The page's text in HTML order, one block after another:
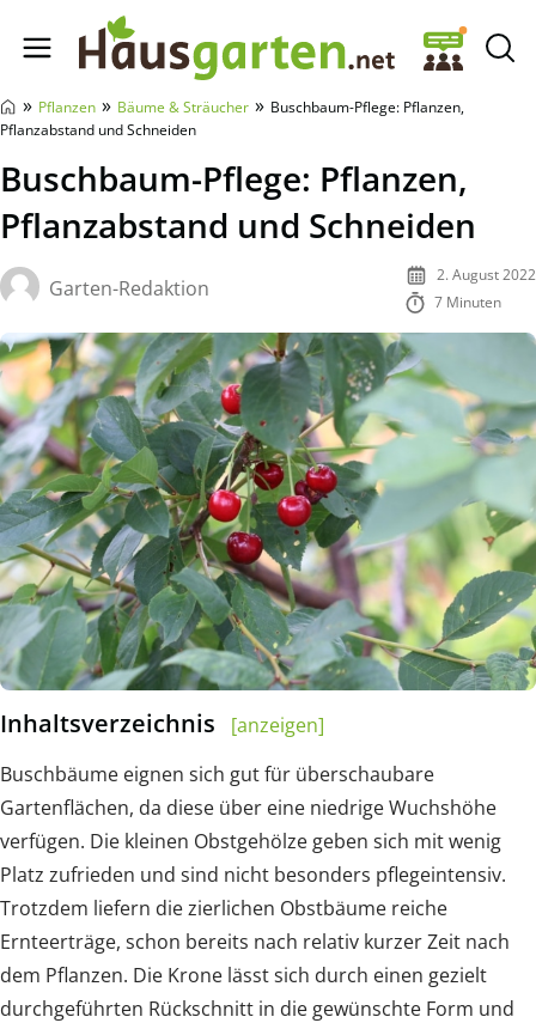
Hausgarten.net
» Pflanzen » Bäume & Sträucher » Buschbaum-Pflege: Pflanzen,
Pflanzabstand und Schneiden
Buschbaum-Pflege: Pflanzen,
Pflanzabstand und Schneiden
Garten-Redaktion
2. August 2022
7 Minuten
Inhaltsverzeichnis
[anzeigen]
Buschbäume eignen sich gut für überschaubare
Gartenflächen, da diese über eine niedrige Wuchshöhe
verfügen. Die kleinen Obstgehölze geben sich mit wenig
Platz zufrieden und sind nicht besonders pflegeintensiv.
Trotzdem liefern die zierlichen Obstbäume reiche
Ernteerträge, schon bereits nach relativ kurzer Zeit nach
dem Pflanzen. Die Krone lässt sich durch einen gezielt
durchgeführten Rückschnitt in die gewünschte Form und